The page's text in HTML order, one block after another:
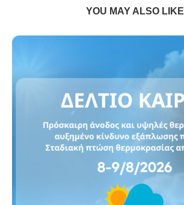
YOU MAY ALSO LIKE